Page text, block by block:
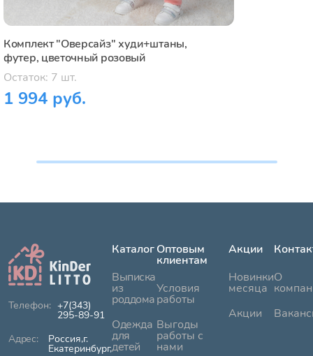
Комплект "Оверсайз" худи+штаны,
футер, цветочный розовый
Остаток: 7 шт.
1 994 руб.
+7(343)
295-89-91
Россия,г.
Екатеринбург,
Каталог
Выписка
из
роддома
Одежда
для
детей
Оптовым
клиентам
Условия
работы
Выгоды
работы с
нами
Акции
Новинки
месяца
Акции
О